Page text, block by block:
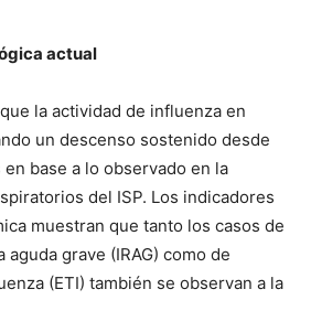
actual
la actividad de influenza en
un descenso sostenido desde
en base a lo observado en la
del ISP. Los indicadores
muestran que tanto los casos de
grave (IRAG) como de
(ETI) también se observan a la